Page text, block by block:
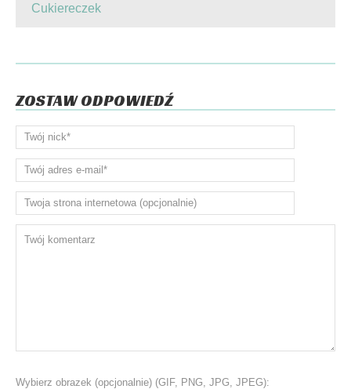
Cukiereczek
ZOSTAW ODPOWIEDŹ
Wybierz obrazek (opcjonalnie) (GIF, PNG, JPG, JPEG):